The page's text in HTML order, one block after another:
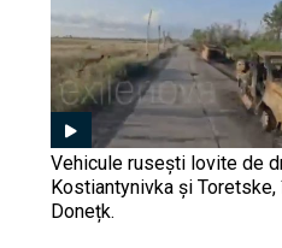
Vehicule rusești lovite de
Kostiantynivka și Toretske,
Donețk.